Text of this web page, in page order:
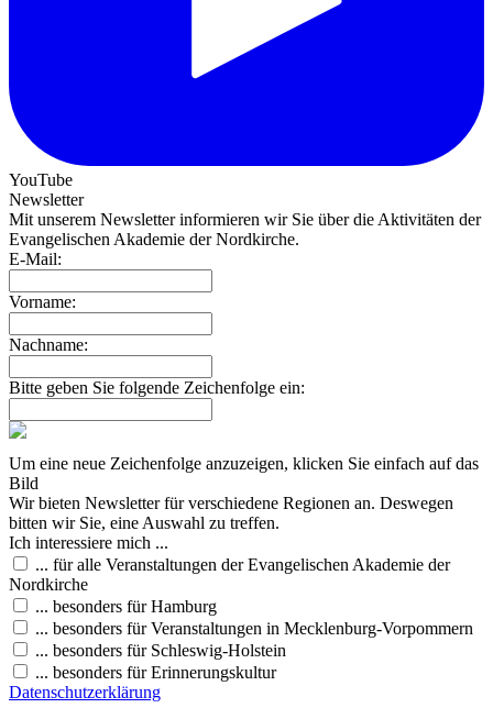
YouTube
Newsletter
Mit unserem Newsletter informieren wir Sie über die Aktivitäten der
Evangelischen Akademie der Nordkirche.
E-Mail:
Vorname:
Nachname:
Bitte geben Sie folgende Zeichenfolge ein:
Um eine neue Zeichenfolge anzuzeigen, klicken Sie einfach auf das
Bild
Wir bieten Newsletter für verschiedene Regionen an. Deswegen
bitten wir Sie, eine Auswahl zu treffen.
Ich interessiere mich ...
... für alle Veranstaltungen der Evangelischen Akademie der
Nordkirche
... besonders für Hamburg
... besonders für Veranstaltungen in Mecklenburg-Vorpommern
... besonders für Schleswig-Holstein
... besonders für Erinnerungskultur
Datenschutzerklärung